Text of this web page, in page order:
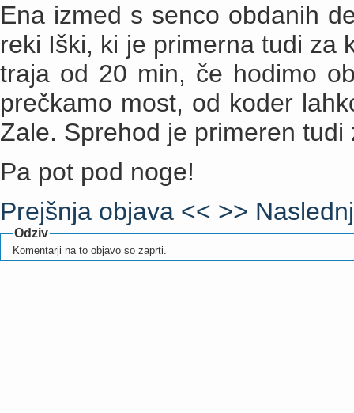
Ena izmed s senco obdanih
reki Iški, ki je primerna tudi za
traja od 20 min, če hodimo
prečkamo most, od koder
Zale. Sprehod je primeren
Pa pot pod noge!
Prejšnja objava << >>
Odziv
Komentarji na to objavo so zaprti.